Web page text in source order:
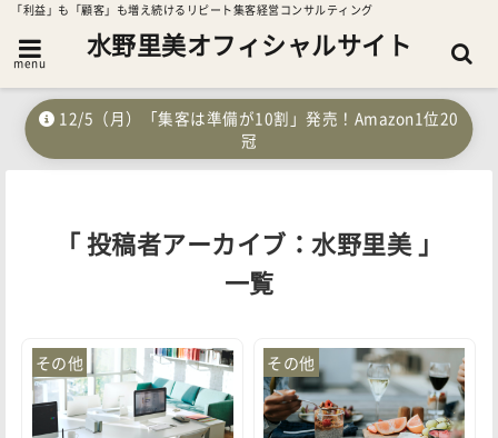
「利益」も「顧客」も増え続けるリピート集客経営コンサルティング
menu
水野里美オフィシャルサイト
12/5（月）「集客は準備が10割」発売！Amazon1位20
冠
「 投稿者アーカイブ：水野里美 」
一覧
その他 その他